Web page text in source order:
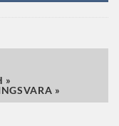
»
»